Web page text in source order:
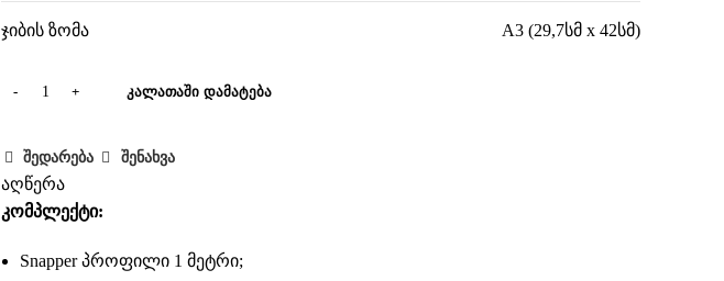
ჯიბის ზომა A3 (29,7სმ x 42სმ)
ᲙᲐᲚᲐᲗᲐᲨᲘ ᲓᲐᲛᲐᲢᲔᲑᲐ
შედარება შენახვა
აღწერა
კომპლექტი:
Snapper პროფილი 1 მეტრი;